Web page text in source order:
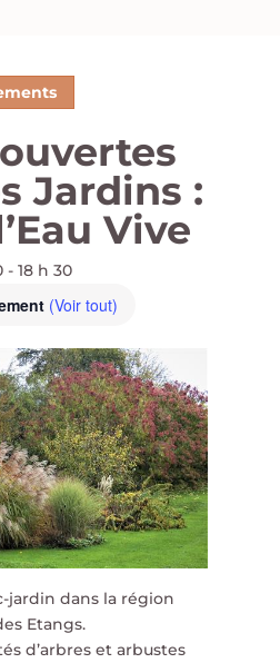
Jardins :
Vive
- 18 h 30
(Voir tout)
jardin dans la région
Etangs.
d’arbres et arbustes